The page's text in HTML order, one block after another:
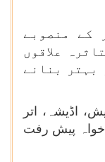
کے منصوبے
علاقوں
بہتر بنانے
اڈیشہ، اتر
خواہ پیش رفت